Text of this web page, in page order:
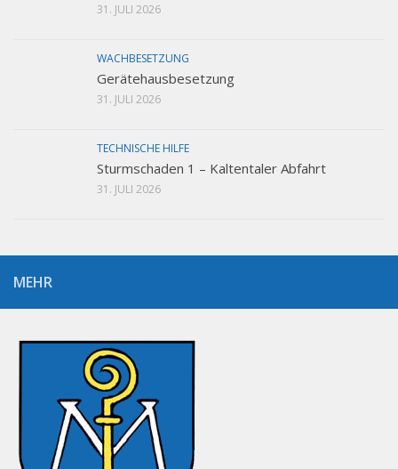
31. JULI 2026
WACHBESETZUNG
Gerätehausbesetzung
31. JULI 2026
TECHNISCHE HILFE
Sturmschaden 1 – Kaltentaler Abfahrt
31. JULI 2026
MEHR